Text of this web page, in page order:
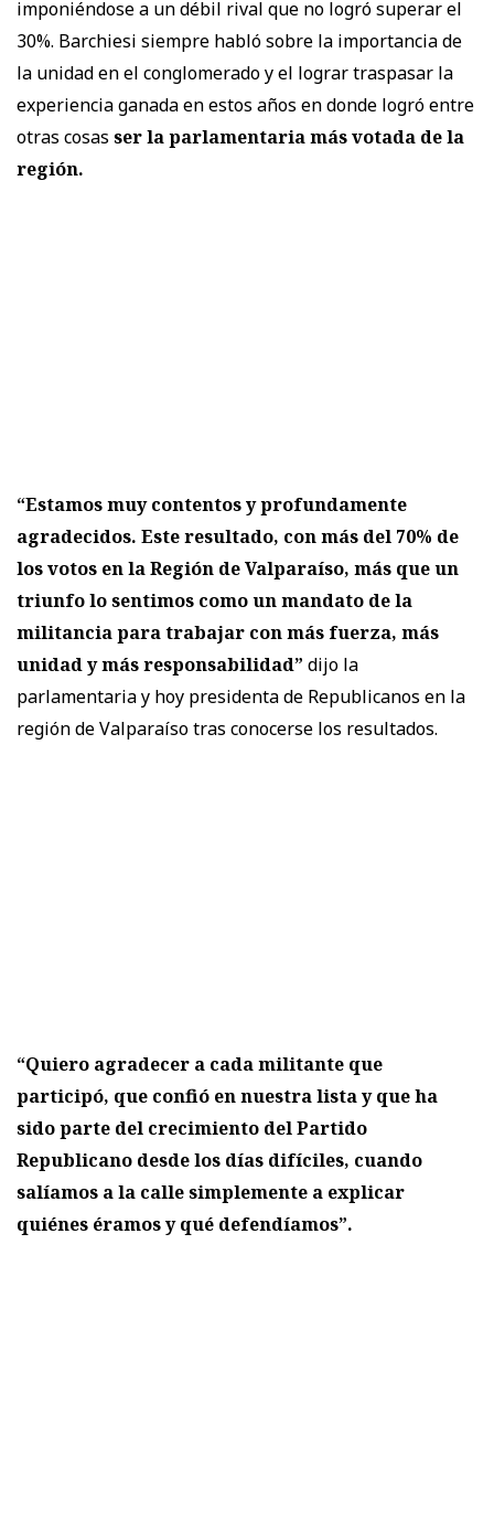
imponiéndose a un débil rival que no logró superar el
30%. Barchiesi siempre habló sobre la importancia de
la unidad en el conglomerado y el lograr traspasar la
experiencia ganada en estos años en donde logró entre
otras cosas ser la parlamentaria más votada de la
región.
“Estamos muy contentos y profundamente
agradecidos. Este resultado, con más del 70% de
los votos en la Región de Valparaíso, más que un
triunfo lo sentimos como un mandato de la
militancia para trabajar con más fuerza, más
unidad y más responsabilidad” dijo la
parlamentaria y hoy presidenta de Republicanos en la
región de Valparaíso tras conocerse los resultados.
“Quiero agradecer a cada militante que
participó, que confió en nuestra lista y que ha
sido parte del crecimiento del Partido
Republicano desde los días difíciles, cuando
salíamos a la calle simplemente a explicar
quiénes éramos y qué defendíamos”.